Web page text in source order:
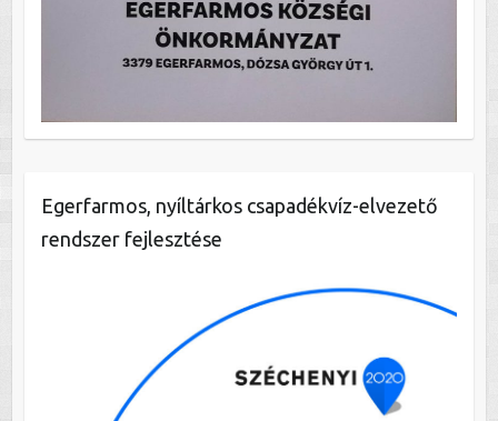
Egerfarmos, nyíltárkos csapadékvíz-elvezető
rendszer fejlesztése